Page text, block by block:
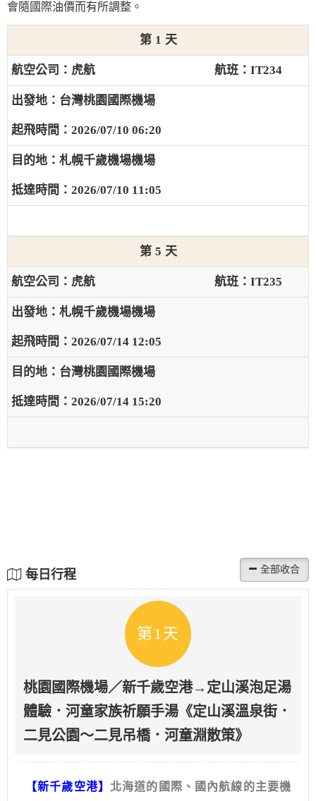
會隨國際油價而有所調整。
1
虎航 IT234
台灣桃園國際機場
2026/07/10 06:20
札幌千歲機場機場
2026/07/10 11:05
5
虎航 IT235
札幌千歲機場機場
2026/07/14 12:05
台灣桃園國際機場
2026/07/14 15:20
每日行程
第1天
桃園國際機場／新千歲空港→定山溪泡足湯
體驗．河童家族祈願手湯《定山溪溫泉街．
二見公園～二見吊橋．河童淵散策》
【新千歲空港】 北海道的國際、國內航線的主要機